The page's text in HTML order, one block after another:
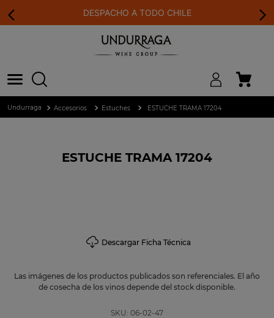
DESPACHO A TODO CHILE
Accesorios Estuches ESTUCHE TRAMA 17204
Descargar Ficha Técnica
Las imágenes de los productos publicados son referenciales. El año
de cosecha de los vinos depende del stock disponible.
ESTUCHE TRAMA 17204
SKU: 06-02-47